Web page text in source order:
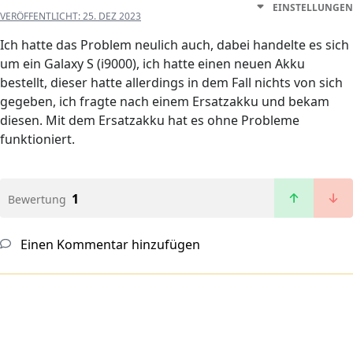
VERÖFFENTLICHT:25. DEZ 2023
EINSTELLUNGEN
Ich hatte das Problem neulich auch, dabei handelte es sich
um ein Galaxy S (i9000), ich hatte einen neuen Akku
bestellt, dieser hatte allerdings in dem Fall nichts von sich
gegeben, ich fragte nach einem Ersatzakku und bekam
diesen. Mit dem Ersatzakku hat es ohne Probleme
funktioniert.
Bewertung 1
Einen Kommentar hinzufügen